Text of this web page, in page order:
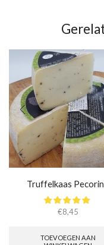
Truffelkaas
€8,45
TOEVOEGEN AAN